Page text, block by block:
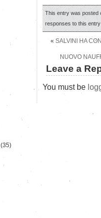
This entry was posted
responses to this
« SALVINI HA
NUOVO
Leave a
You must be
(35)